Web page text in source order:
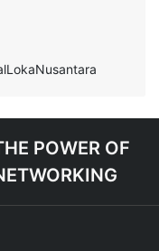
POWER OF